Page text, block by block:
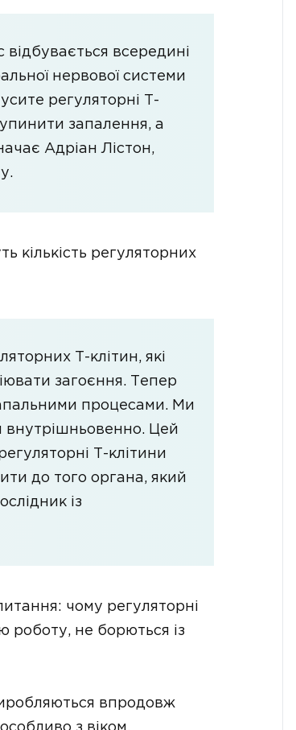
відбувається всередині
нервової системи
регуляторні Т-
запалення, а
Адріан Лістон,
кількість регуляторних
Т-клітин, які
загоєння. Тепер
процесами. Ми
Цей
Т-клітини
до того органа, який
із
чому регуляторні
роботу, не борються із
впродовж